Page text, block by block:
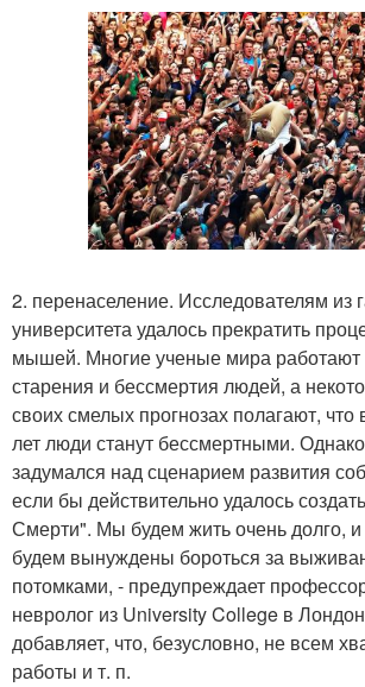
2. перенаселение. Исследователям из
университета удалось прекратить
мышей. Многие ученые мира работают
старения и бессмертия людей, а
своих смелых прогнозах полагают,
лет люди станут бессмертными.
задумался над сценарием развития
если бы действительно удалось
Смерти". Мы будем жить очень долго, и
будем вынуждены бороться за
потомками, - предупреждает
невролог из University College в
добавляет, что, безусловно, не всем
работы и т. п.